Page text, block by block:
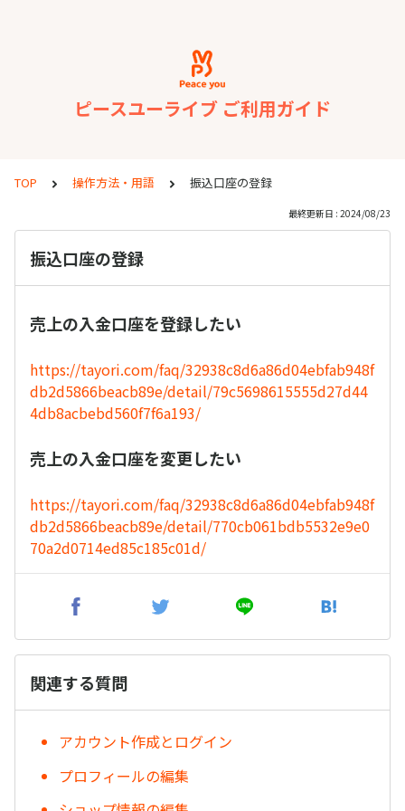
ピースユーライブ ご利用ガイド
TOP 操作方法・用語 振込口座の登録
最終更新日 : 2024/08/23
振込口座の登録
売上の入金口座を登録したい
https://tayori.com/faq/32938c8d6a86d04ebfab948f
db2d5866beacb89e/detail/79c5698615555d27d44
4db8acbebd560f7f6a193/
売上の入金口座を変更したい
https://tayori.com/faq/32938c8d6a86d04ebfab948f
db2d5866beacb89e/detail/770cb061bdb5532e9e0
70a2d0714ed85c185c01d/
関連する質問
アカウント作成とログイン
プロフィールの編集